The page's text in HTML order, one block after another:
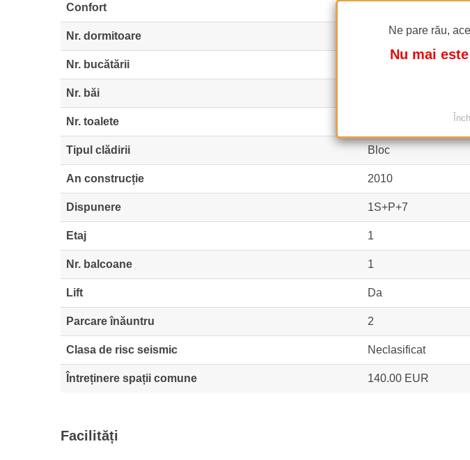
Ne pare rău,
Nu mai
Confort
Nr. dormitoare
Nr. bucătării
Nr. băi
Nr. toalete
Tipul clădirii Bloc
An construcție 2010
Dispunere 1S+P+7
Etaj 1
Nr. balcoane 1
Lift Da
Parcare înăuntru 2
Clasa de risc seismic Neclasificat
Întreținere spații comune 140.00 EUR
Facilități